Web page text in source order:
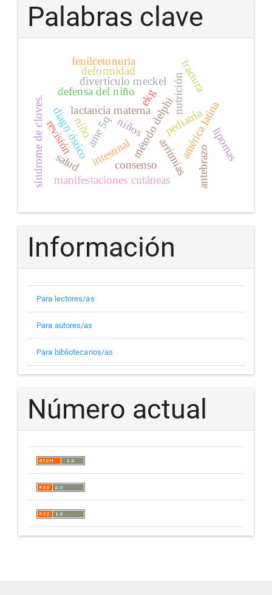
Palabras clave
método delphi
consenso
lactancia materna nutrición
ekg
niños
arritmias
diagn´óstico américa latina
ame 5q
divertículo meckel
intestinal
pediatría
defensa del niño fractura
deformidad
antebrazo
niño lipomas
manifestaciones cutáneas
síndrome de cloves.revisión
fenilcetonuria
salud
Información
Para lectores/as
Para autores/as
Para bibliotecarios/as
Número actual